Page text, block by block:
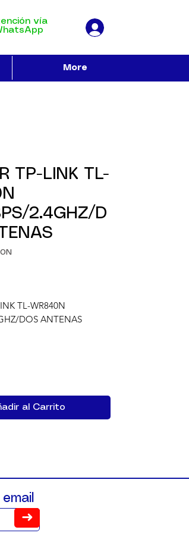
vía
More
TP-LINK TL-
2.4GHZ/D
TL-WR840N
DOS ANTENAS
al Carrito
➜